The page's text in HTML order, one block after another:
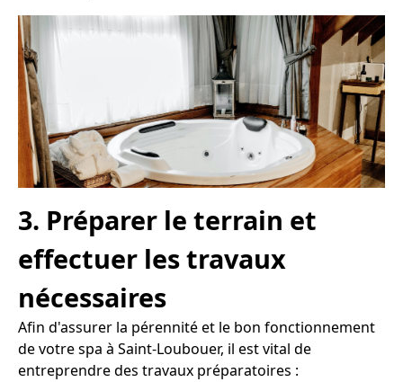
3. Préparer le terrain et
effectuer les travaux
nécessaires
Afin d'assurer la pérennité et le bon fonctionnement
de votre spa à Saint-Loubouer, il est vital de
entreprendre des travaux préparatoires :